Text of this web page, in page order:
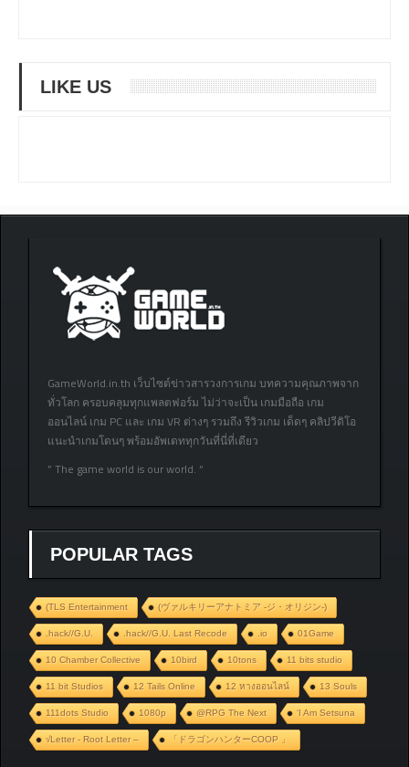
LIKE US
GameWorld.in.th เว็บไซต์ข่าวสารวงการเกม บทความคุณภาพจาก
ทั่วโลก ครอบคลุมทุกแพลตฟอร์ม ไม่ว่าจะเป็น เกมมือถือ เกม
ออนไลน์ เกม PC และ เกม VR ต่างๆ รวมถึง รีวิวเกม เด็ดๆ คลิปวีดิโอ
แนะนำเกมโดนๆ พร้อมอัพเดททุกวันที่นี่ที่เดียว
” The game world is our world. “
POPULAR TAGS
(TLS Entertainment (ヴァルキリーアナトミア ‐ジ・オリジン‐)
.hack//G.U. .hack//G.U. Last Recode .io 01Game
10 Chamber Collective 10bird 10tons 11 bits studio
11 bit Studios 12 Tails Online 12 หางออนไลน์ 13 Souls
111dots Studio 1080p @RPG The Next ‘I Am Setsuna
√Letter - Root Letter – 「ドラゴンハンターCOOP 」